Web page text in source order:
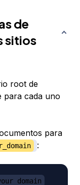
de
sitios
root de
para cada uno
para
: